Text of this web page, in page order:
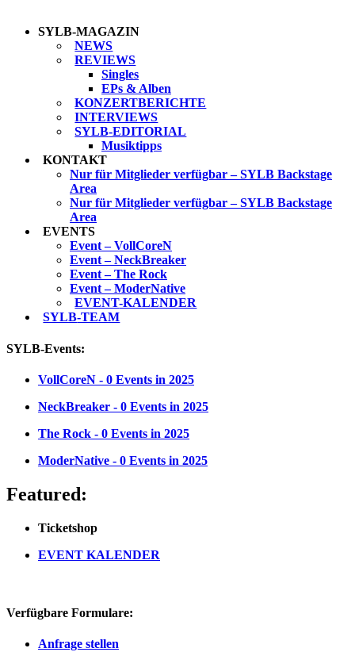
SYLB-MAGAZIN
NEWS
REVIEWS
Singles
EPs & Alben
KONZERTBERICHTE
INTERVIEWS
SYLB-EDITORIAL
Musiktipps
KONTAKT
Nur für Mitglieder verfügbar – SYLB Backstage
Area
Nur für Mitglieder verfügbar – SYLB Backstage
Area
EVENTS
Event – VollCoreN
Event – NeckBreaker
Event – The Rock
Event – ModerNative
EVENT-KALENDER
SYLB-TEAM
SYLB-Events:
VollCoreN - 0 Events in 2025
NeckBreaker - 0 Events in 2025
The Rock - 0 Events in 2025
ModerNative - 0 Events in 2025
Featured:
Ticketshop
EVENT KALENDER
Verfügbare Formulare:
Anfrage stellen